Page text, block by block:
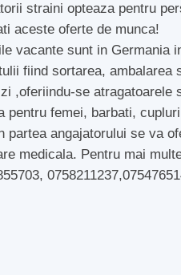
straini opteaza pentru
aceste oferte de munca!
vacante sunt in Germania
fiind sortarea, ambalarea
,oferiindu-se atragatoarele
pentru femei, barbati,
partea angajatorului se va
medicala. Pentru mai